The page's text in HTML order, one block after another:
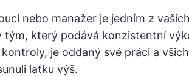
nebo manažer je jedním z
tým, který podává konzistentní
je oddaný své práci a
laťku výš.